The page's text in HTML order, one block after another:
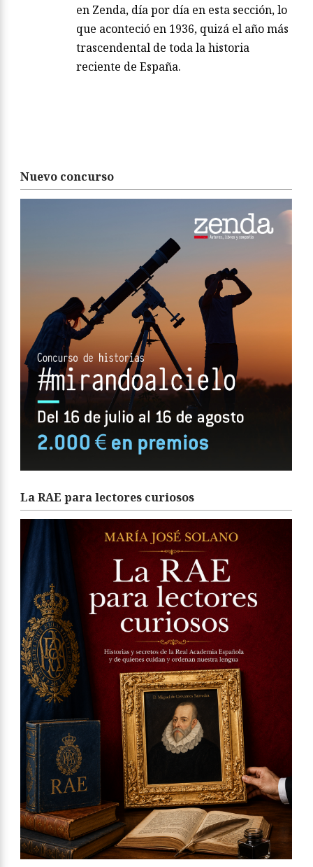
en Zenda, día por día en esta sección, lo
que aconteció en 1936, quizá el año más
trascendental de toda la historia
reciente de España.
Nuevo concurso
La RAE para lectores curiosos